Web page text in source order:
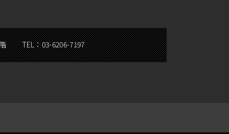
TEL：03-6206-7197